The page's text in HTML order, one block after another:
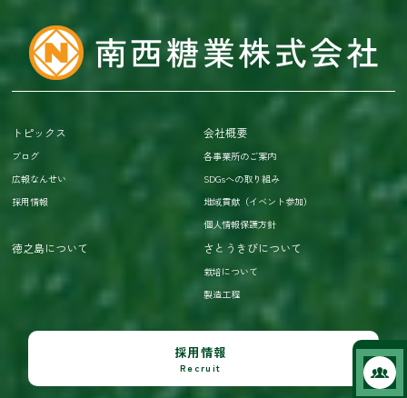
トピックス
ブログ
広報なんせい
採用情報
会社概要
各事業所のご案内
SDGsへの取り組み
地域貢献（イベント参加）
個人情報保護方針
徳之島について さとうきびについて
栽培について
製造工程
採用情報
Recruit